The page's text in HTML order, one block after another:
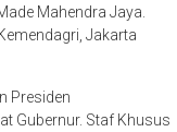
Mahendra Jaya.
Jakarta
Presiden
Gubernur. Staf Khusus